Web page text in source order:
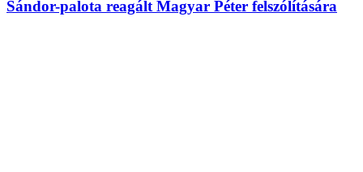
Sándor-palota reagált Magyar Péter felszólítására